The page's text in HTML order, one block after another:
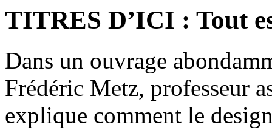
TITRES D’ICI : Tout
Dans un ouvrage
Frédéric Metz, professeur
explique comment le